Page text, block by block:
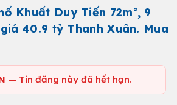
Khuất Duy Tiến 72m², 9
40.9 tỷ Thanh Xuân. Mua
— Tin đăng này đã hết hạn.